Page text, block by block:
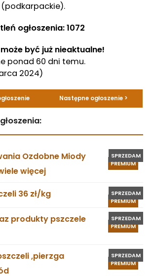
ogłoszenia: 1072
być już nieaktualne!
ponad 60 dni temu.
2024)
Następne ogłoszenie >
PREMIUM
SPRZEDAM
Ozdobne Miody
więcej
PREMIUM
SPRZEDAM
36 zł/kg
PREMIUM
SPRZEDAM
produkty pszczele
PREMIUM
SPRZEDAM
,pierzga